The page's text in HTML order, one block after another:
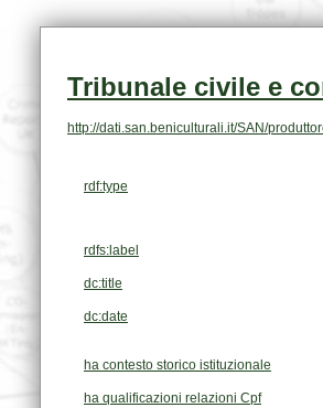
Tribunale civile e
http://dati.san.beniculturali.it/SAN/
rdf:type
rdfs:label
dc:title
dc:date
ha contesto storico istituzionale
ha qualificazioni relazioni Cpf